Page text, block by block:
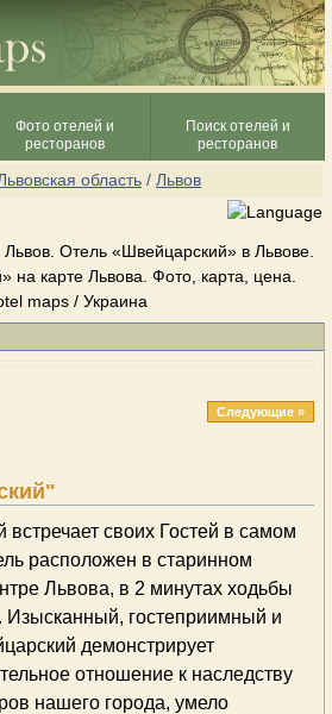
Фото отелей и
ресторанов
Поиск отелей и
ресторанов
область / Львов
Отель «Швейцарский» в Львове.
на карте Львова. Фото, карта, цена.
maps / Украина
Следующие »
своих Гостей в самом
расположен в старинном
Львова, в 2 минутах ходьбы
гостеприимный и
демонстрирует
отношение к наследству
нашего города, умело